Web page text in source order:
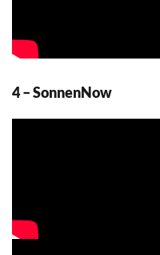
4 – SonnenNow